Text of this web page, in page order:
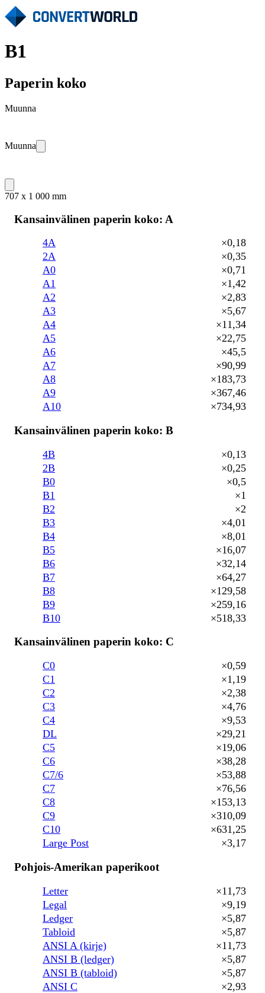
B1
Paperin koko
Muunna
Muunna
707 x 1 000 mm
Kansainvälinen paperin koko: A
4A
×0,18
2A
×0,35
A0
×0,71
A1
×1,42
A2
×2,83
A3
×5,67
A4
×11,34
A5
×22,75
A6
×45,5
A7
×90,99
A8
×183,73
A9
×367,46
A10
×734,93
Kansainvälinen paperin koko: B
4B
×0,13
2B
×0,25
B0
×0,5
B1
×1
B2
×2
B3
×4,01
B4
×8,01
B5
×16,07
B6
×32,14
B7
×64,27
B8
×129,58
B9
×259,16
B10
×518,33
Kansainvälinen paperin koko: C
C0
×0,59
C1
×1,19
C2
×2,38
C3
×4,76
C4
×9,53
DL
×29,21
C5
×19,06
C6
×38,28
C7/6
×53,88
C7
×76,56
C8
×153,13
C9
×310,09
C10
×631,25
Large Post
×3,17
Pohjois-Amerikan paperikoot
Letter
×11,73
Legal
×9,19
Ledger
×5,87
Tabloid
×5,87
ANSI A (kirje)
×11,73
ANSI B (ledger)
×5,87
ANSI B (tabloid)
×5,87
ANSI C
×2,93